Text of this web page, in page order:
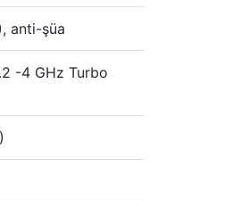
anti-şüa
-4 GHz Turbo